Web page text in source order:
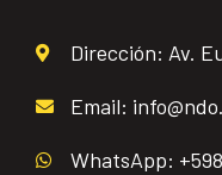
Dirección: Av.
Email:
WhatsApp: